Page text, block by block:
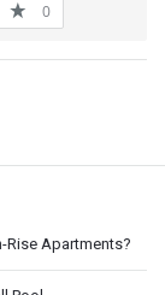
0
Rise Apartments?